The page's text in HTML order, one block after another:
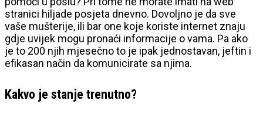
stranici hiljade posjeta dnevno. Dovoljno je da sve
vaše mušterije, ili bar one koje koriste internet znaju
gdje uvijek mogu pronaći informacije o vama. Pa ako
je to 200 njih mjesečno to je ipak jednostavan, jeftin i
efikasan način da komunicirate sa njima.
Kakvo je stanje trenutno?